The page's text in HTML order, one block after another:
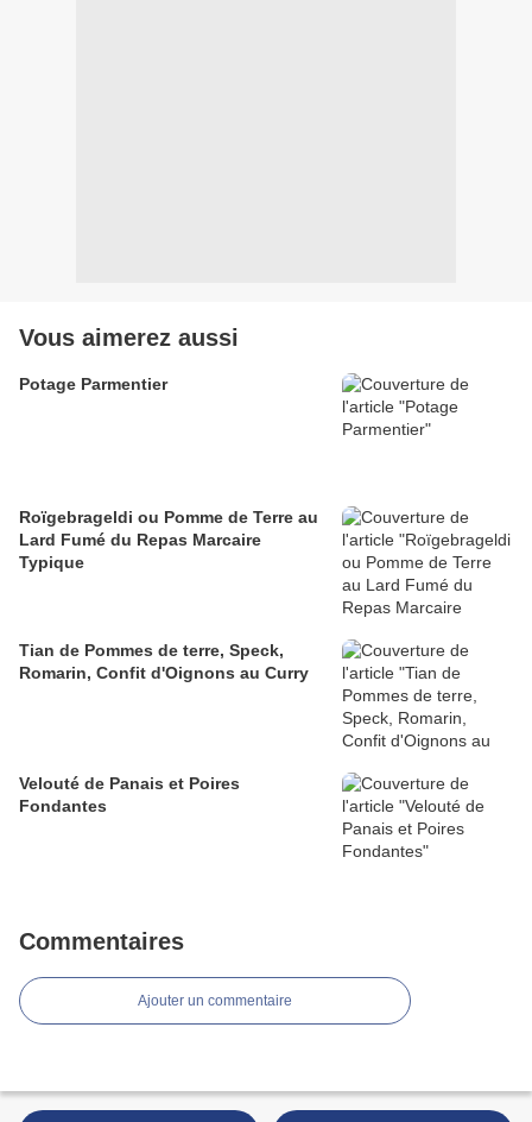
Vous aimerez aussi
Potage Parmentier
Roïgebrageldi ou Pomme de Terre au
Lard Fumé du Repas Marcaire
Typique
Tian de Pommes de terre, Speck,
Romarin, Confit d'Oignons au Curry
Velouté de Panais et Poires
Fondantes
Commentaires
Ajouter un commentaire